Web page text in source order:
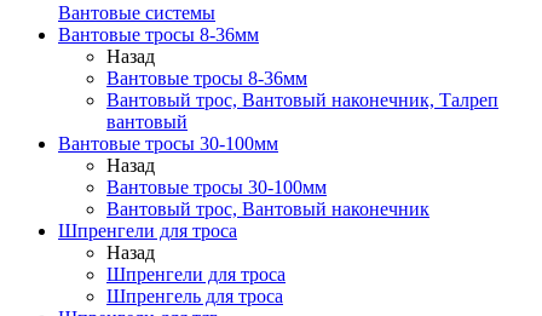
Вантовые системы
Вантовые тросы 8-36мм
Назад
Вантовые тросы 8-36мм
Вантовый трос, Вантовый наконечник, Талреп
вантовый
Вантовые тросы 30-100мм
Назад
Вантовые тросы 30-100мм
Вантовый трос, Вантовый наконечник
Шпренгели для троса
Назад
Шпренгели для троса
Шпренгель для троса